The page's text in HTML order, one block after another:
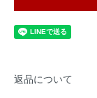
返品について